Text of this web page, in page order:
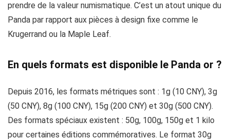
prendre de la valeur numismatique. C’est un atout unique du
Panda par rapport aux pièces à design fixe comme le
Krugerrand ou la Maple Leaf.
En quels formats est disponible le Panda or ?
Depuis 2016, les formats métriques sont : 1g (10 CNY), 3g
(50 CNY), 8g (100 CNY), 15g (200 CNY) et 30g (500 CNY).
Des formats spéciaux existent : 50g, 100g, 150g et 1 kilo
pour certaines éditions commémoratives. Le format 30g